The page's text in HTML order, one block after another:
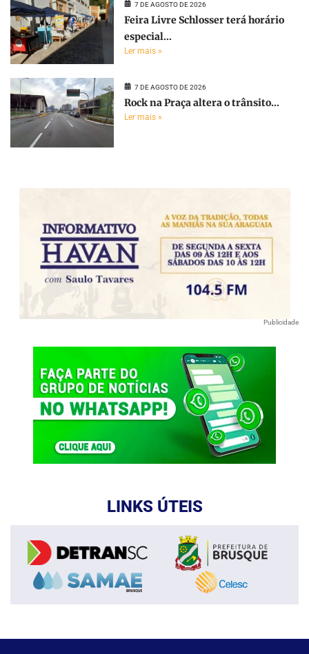
7 DE AGOSTO DE 2026
Feira Livre Schlosser terá horário
especial...
Ler mais »
7 DE AGOSTO DE 2026
Rock na Praça altera o trânsito...
Ler mais »
Publicidade
LINKS ÚTEIS